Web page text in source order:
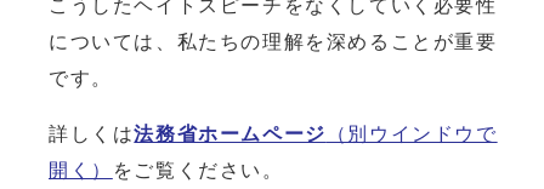
こうしたヘイトスピーチをなくしていく必要性
については、私たちの理解を深めることが重要
です。
詳しくは法務省ホームページ
（別ウインドウで
開く）
をご覧ください。